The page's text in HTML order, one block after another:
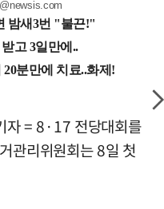
자 = 8·17 전당대회를
관리위원회는 8일 첫